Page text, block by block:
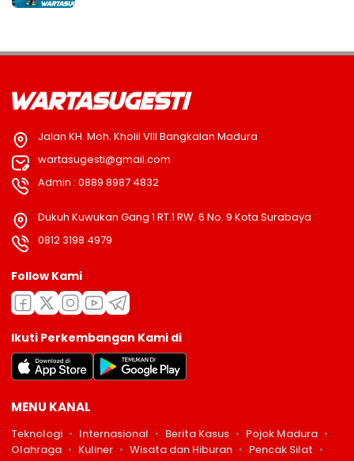
Jalan KH. Moh. Kholil VIII Bangkalan Madura
wartasugesti@gmail.com
Admin : 0889 8987 4832
Dukuh Kuwukan Gang 1 RT.1 RW. 6 No. 9 Kota Surabaya
0812 3198 4979
Follow Kami
Ikuti Perkembangan Kami di
MENU KANAL
Teknologi Internasional Berita Kasus
Pojok Madura
Olahraga
Kuliner Wisata dan Hiburan
Pencak Silat